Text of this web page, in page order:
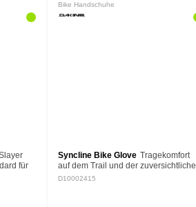
für
Bike Handschuhe
Syncline Bike Glove Tragekomfort
auf dem Trail und der zuversichtliche
Griff um den Lenker zeichnen diese
D10002415